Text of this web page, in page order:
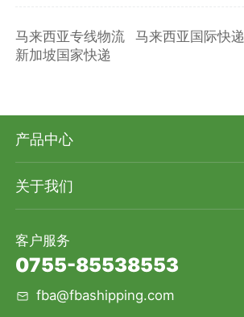
马来西亚专线物流 马来西亚国际快递
新加坡国家快递
产品中心
关于我们
客户服务
0755-85538553
fba@fbashipping.com